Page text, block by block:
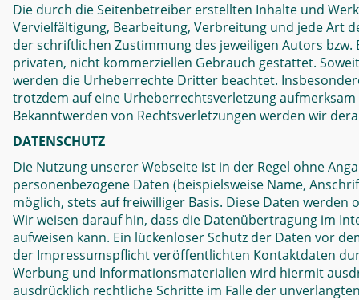
Die durch die Seitenbetreiber erstellten Inhalte und
Vervielfältigung, Bearbeitung, Verbreitung und jede Art
der schriftlichen Zustimmung des jeweiligen Autors
privaten, nicht kommerziellen Gebrauch gestattet.
werden die Urheberrechte Dritter beachtet.
trotzdem auf eine Urheberrechtsverletzung
Bekanntwerden von Rechtsverletzungen werden wir
DATENSCHUTZ
Die Nutzung unserer Webseite ist in der Regel ohne
personenbezogene Daten (beispielsweise Name,
möglich, stets auf freiwilliger Basis. Diese Daten
Wir weisen darauf hin, dass die Datenübertragung im
aufweisen kann. Ein lückenloser Schutz der Daten vor
der Impressumspflicht veröffentlichten Kontaktdaten
Werbung und Informationsmaterialien wird hiermit
ausdrücklich rechtliche Schritte im Falle der